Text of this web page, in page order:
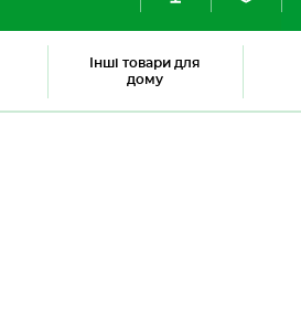
Інші товари для
дому